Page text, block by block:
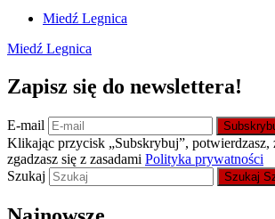
Miedź Legnica
Miedź Legnica
Zapisz się do newslettera!
E-mail
Klikając przycisk „Subskrybuj”, potwierdzasz,
zgadzasz się z zasadami Polityka prywatności
Szukaj
Szukaj